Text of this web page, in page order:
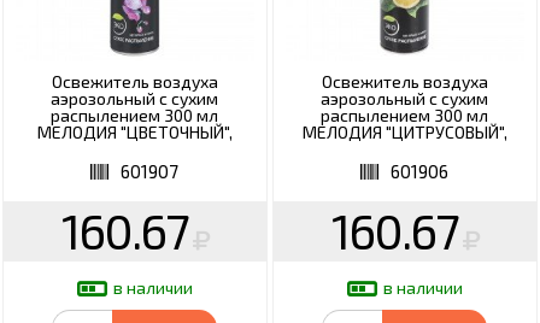
Освежитель воздуха
аэрозольный с сухим
распылением 300 мл
МЕЛОДИЯ "ЦВЕТОЧНЫЙ",
601907
160.67
в наличии
Освежитель воздуха
аэрозольный с сухим
распылением 300 мл
МЕЛОДИЯ "ЦИТРУСОВЫЙ",
601906
160.67
в наличии